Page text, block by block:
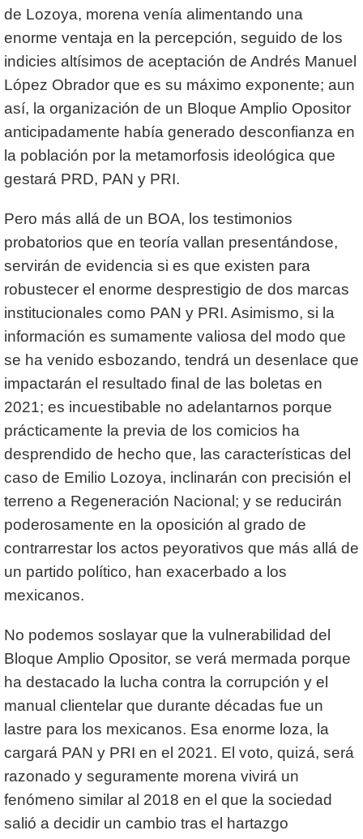
de Lozoya, morena venía alimentando una
enorme ventaja en la percepción, seguido de los
indicies altísimos de aceptación de Andrés Manuel
López Obrador que es su máximo exponente; aun
así, la organización de un Bloque Amplio Opositor
anticipadamente había generado desconfianza en
la población por la metamorfosis ideológica que
gestará PRD, PAN y PRI.
Pero más allá de un BOA, los testimonios
probatorios que en teoría vallan presentándose,
servirán de evidencia si es que existen para
robustecer el enorme desprestigio de dos marcas
institucionales como PAN y PRI. Asimismo, si la
información es sumamente valiosa del modo que
se ha venido esbozando, tendrá un desenlace que
impactarán el resultado final de las boletas en
2021; es incuestibable no adelantarnos porque
prácticamente la previa de los comicios ha
desprendido de hecho que, las características del
caso de Emilio Lozoya, inclinarán con precisión el
terreno a Regeneración Nacional; y se reducirán
poderosamente en la oposición al grado de
contrarrestar los actos peyorativos que más allá de
un partido político, han exacerbado a los
mexicanos.
No podemos soslayar que la vulnerabilidad del
Bloque Amplio Opositor, se verá mermada porque
ha destacado la lucha contra la corrupción y el
manual clientelar que durante décadas fue un
lastre para los mexicanos. Esa enorme loza, la
cargará PAN y PRI en el 2021. El voto, quizá, será
razonado y seguramente morena vivirá un
fenómeno similar al 2018 en el que la sociedad
salió a decidir un cambio tras el hartazgo